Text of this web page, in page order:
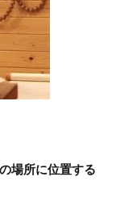
場所に位置する